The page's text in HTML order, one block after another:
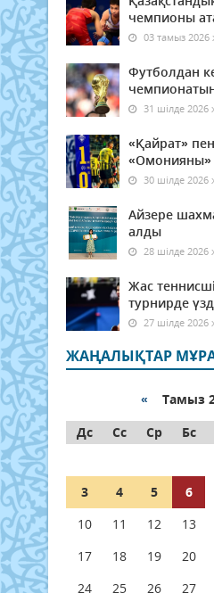
чемпионы
03 тамыз 2026
Футболдан
31 шілде 2026
«Қайрат»
«Омонияны»
30 шілде 2026
Айзере
алды
28 шілде 2026
Жас
турнирде
27 шілде 2026
ЖАҢАЛЫҚТАР
« Тамыз
Дс
Сс Ср Бс
3
4 5 6
10
11 12 13
17
18 19 20
24
25 26 27